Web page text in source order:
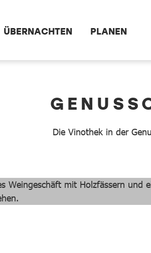
ÜBERNACHTEN PLANEN
Die Vinothek in der